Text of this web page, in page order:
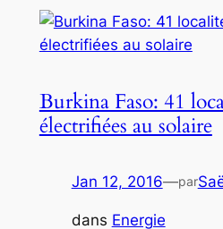
Burkina Faso: 41
électrifiées au solaire
Jan 12, 2016—par
dans Energie